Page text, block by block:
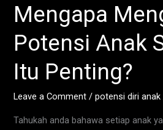
Mengapa
Potensi Anak
Itu Penting?
Leave a Comment /potensi diri anak
Tahukah anda bahawa setiap anak
Mengapa
Mengenal
Potensi
Sejak
Penting?